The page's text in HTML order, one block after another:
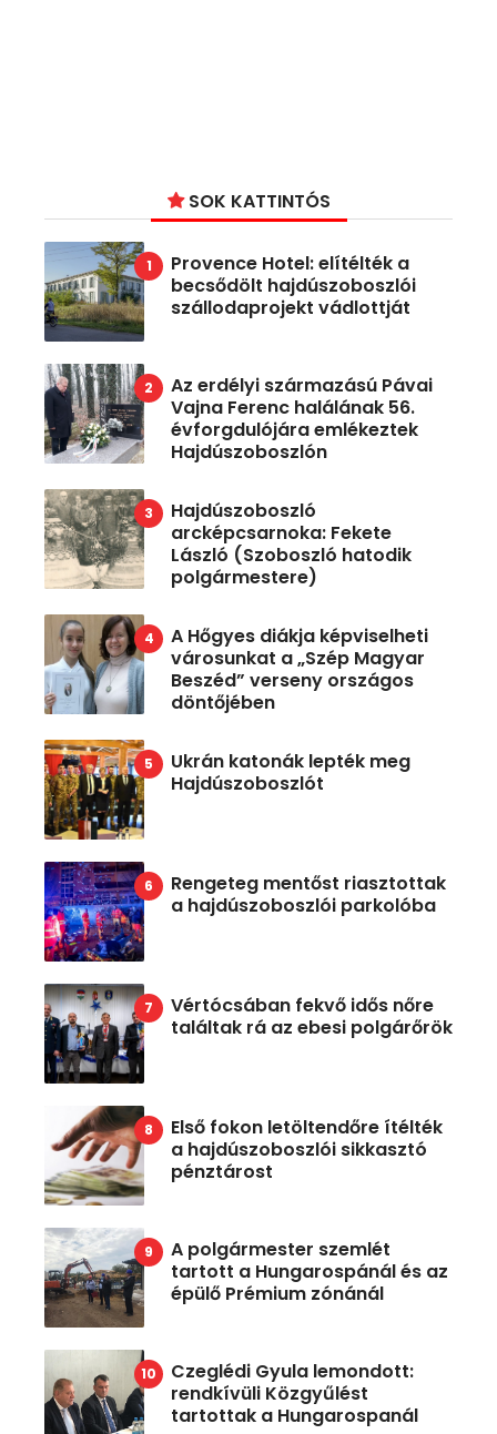
SOK KATTINTÓS
Provence Hotel: elítélték a
becsődölt hajdúszoboszlói
szállodaprojekt vádlottját
Az erdélyi származású Pávai
Vajna Ferenc halálának 56.
évforgdulójára emlékeztek
Hajdúszoboszlón
Hajdúszoboszló
arcképcsarnoka: Fekete
László (Szoboszló hatodik
polgármestere)
A Hőgyes diákja képviselheti
városunkat a „Szép Magyar
Beszéd” verseny országos
döntőjében
Ukrán katonák lepték meg
Hajdúszoboszlót
Rengeteg mentőst riasztottak
a hajdúszoboszlói parkolóba
Vértócsában fekvő idős nőre
találtak rá az ebesi polgárőrök
Első fokon letöltendőre ítélték
a hajdúszoboszlói sikkasztó
pénztárost
A polgármester szemlét
tartott a Hungarospánál és az
épülő Prémium zónánál
Czeglédi Gyula lemondott:
rendkívüli Közgyűlést
tartottak a Hungarospanál